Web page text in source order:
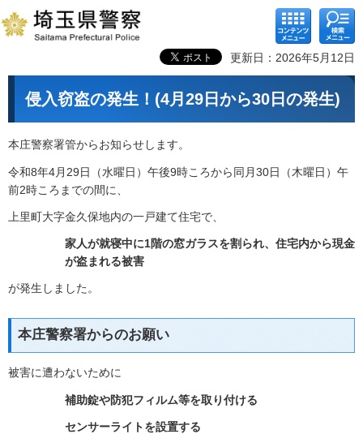
コンテ
ンツメ
ニュー
検索メ
ニュー
更新日：2026年5月12日
侵入窃盗の発生！(4月29日から30日の発生)
本庄警察署管からお知らせします。
令和8年4月29日（水曜日）午後9時ころから同月30日（木曜日）午
前2時ころまでの間に、
上里町大字金久保地内の一戸建て住宅で、
家人が就寝中に1階の窓ガラスを割られ、住宅内から現金
が盗まれる被害
が発生しました。
本庄警察署からのお願い
被害に遭わないために
補助錠や防犯フィルム等を取り付ける
センサーライトを設置する